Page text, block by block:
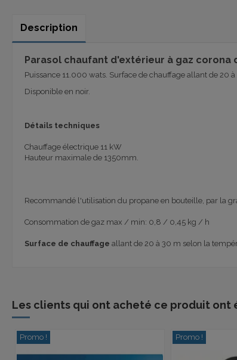
Description
Parasol chaufant d'extérieur à gaz
Puissance 11.000 wats. Surface de chauffage allant de 20
Disponible en noir.
Détails techniques
Chauffage électrique 11 kW
Hauteur maximale de1350mm.
Recommandé l'utilisation du propane en bouteille, par la
Consommation de gaz max / min: 0,8 / 0,45 kg / h
Surface de chauffage allant de 20 à 30 m selon la
Les clients qui ont acheté ce produit ont
Promo ! Promo !